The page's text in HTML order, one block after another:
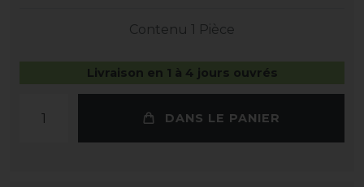
Contenu 1 Pièce
Livraison en 1 à 4 jours ouvrés
DANS LE PANIER